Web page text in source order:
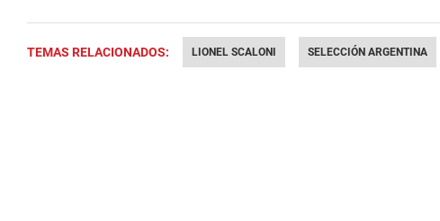
TEMAS RELACIONADOS: LIONEL SCALONI SELECCIÓN ARGENTINA